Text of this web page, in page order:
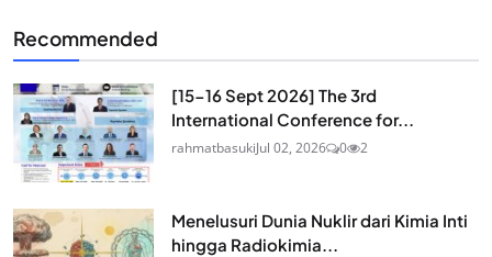
Recommended
[15-16 Sept 2026] The 3rd
International Conference for...
rahmatbasukiJul 02, 2026 0 2
Menelusuri Dunia Nuklir dari Kimia Inti
hingga Radiokimia...